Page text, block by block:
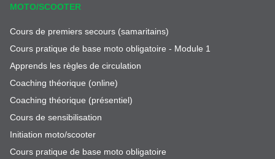
MOTO/SCOOTER
Cours de premiers secours (samaritains)
Cours pratique de base moto obligatoire - Module 1
Apprends les règles de circulation
Coaching théorique (online)
Coaching théorique (présentiel)
Cours de sensibilisation
Initiation moto/scooter
Cours pratique de base moto obligatoire